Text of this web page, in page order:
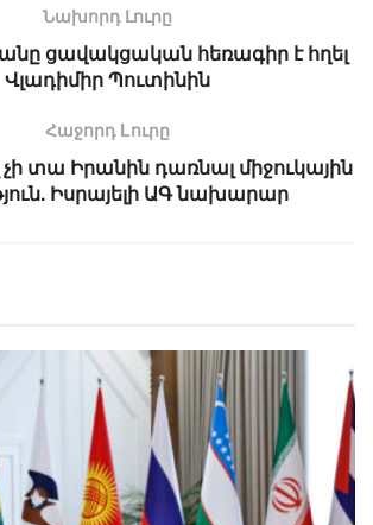
Նախորդ Լուրը
ցավակցական հեռագիր է հղել
Վլադիմիր Պուտինին
Հաջորդ Lուրը
չի տա Իրանին դառնալ միջուկային
Իսրայելի ԱԳ նախարար